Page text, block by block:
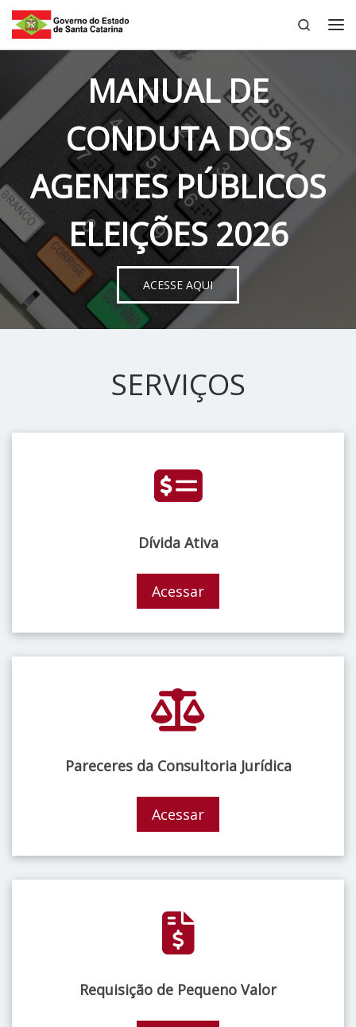
Skip to content
Search
MANUAL DE
CONDUTA DOS
AGENTES PÚBLICOS
ELEIÇÕES 2026
ACESSE AQUI
SERVIÇOS
Dívida Ativa
Acessar
Pareceres da Consultoria Jurídica
Acessar
Requisição de Pequeno Valor